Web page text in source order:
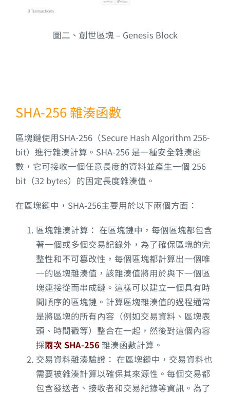
圖二、創世區塊 – Genesis Block
SHA-256 雜湊函數
區塊鏈使用SHA-256（Secure Hash Algorithm 256-
bit）進行雜湊計算。SHA-256 是一種安全雜湊函
數，它可接收一個任意長度的資料並產生一個 256
bit（32 bytes）的固定長度雜湊值。
在區塊鏈中，SHA-256主要用於以下兩個方面：
區塊雜湊計算： 在區塊鏈中，每個區塊都包含
著一個或多個交易記錄外，為了確保區塊的完
整性和不可篡改性，每個區塊都計算出一個唯
一的區塊雜湊值，該雜湊值將用於與下一個區
塊連接從而串成鏈。這樣可以建立一個具有時
間順序的區塊鏈。計算區塊雜湊值的過程通常
是將區塊的所有內容（例如交易資料、區塊表
頭、時間戳等）整合在一起，然後對這個內容
採兩次 SHA-256 雜湊函數計算。
交易資料雜湊驗證： 在區塊鏈中，交易資料也
需要被雜湊計算以確保其來源性。每個交易都
包含發送者、接收者和交易紀錄等資訊。為了